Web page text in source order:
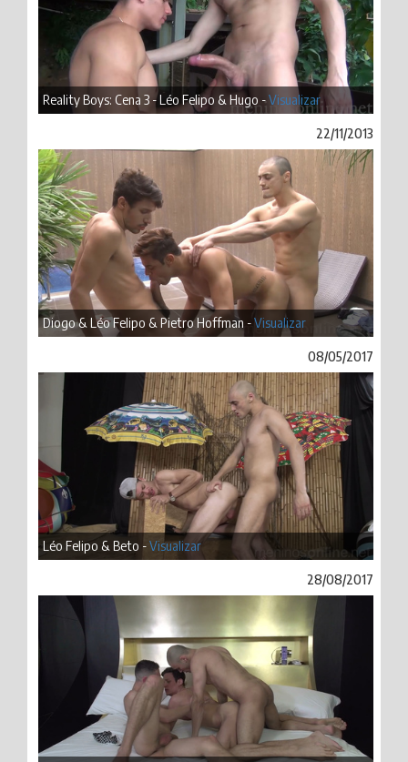
Reality Boys: Cena 3 - Léo Felipo & Hugo -Visualizar
22/11/2013
Diogo & Léo Felipo & Pietro Hoffman -Visualizar
08/05/2017
Léo Felipo & Beto -Visualizar
28/08/2017